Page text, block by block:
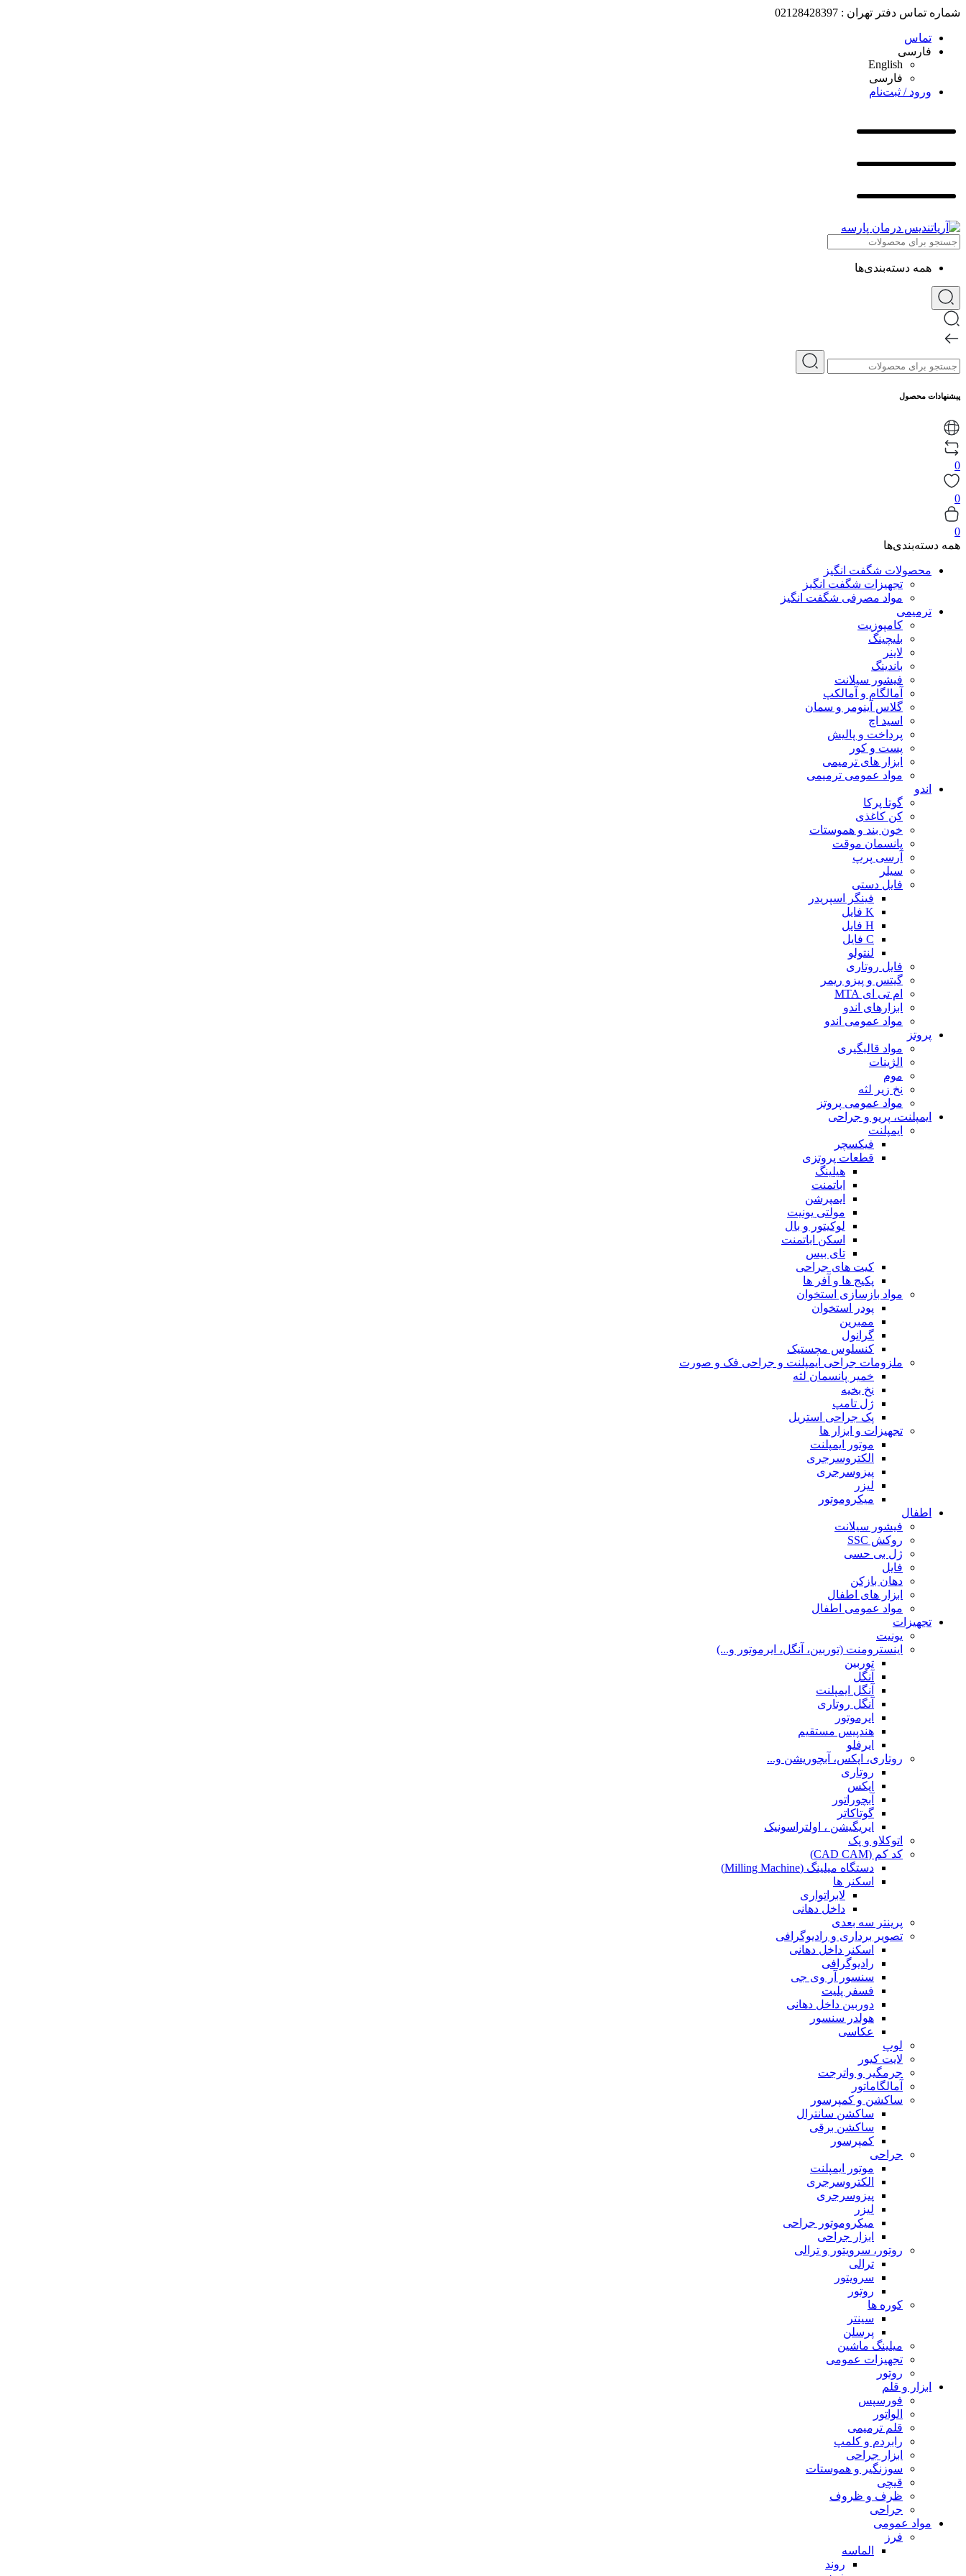
شماره تماس دفتر تهران : 02128428397
تماس
فارسی
English
فارسی
ورود / ثبت‌نام
همه دسته‌بندی‌ها
پیشنهادات محصول
0
0
0
همه دسته‌بندی‌ها
محصولات شگفت انگیز
تجهیزات شگفت انگیز
مواد مصرفی شگفت انگیز
ترمیمی
کامپوزیت
بلیچینگ
لاینر
باندینگ
فیشور سیلانت
آمالگام و آمالکپ
گلاس آینومر و سمان
اسید اچ
پرداخت و پالیش
پست و کور
ابزار های ترمیمی
مواد عمومی ترمیمی
اندو
گوتا پرکا
کن کاغذی
خون بند و هموستات
پانسمان موقت
آرسی پرپ
سیلر
فایل دستی
فینگر اسپریدر
K فایل
H فایل
C فایل
لنتولو
فایل روتاری
گیتس و پیزو ریمر
ام تی ای MTA
ابزارهای اندو
مواد عمومی اندو
پروتز
مواد قالبگیری
الژینات
موم
نخ زیر لثه
مواد عمومی پروتز
ایمپلنت، پریو و جراحی
ایمپلنت
فیکسچر
قطعات پروتزی
هیلینگ
اباتمنت
ایمپرشن
مولتی یونیت
لوکیتور و بال
اسکن اباتمنت
تای بیس
کیت های جراحی
پکیج ها و آفر ها
مواد بازسازی استخوان
پودر استخوان
ممبرین
گرانول
کنسلوس مچستیک
ملزومات جراحی ایمپلنت و جراحی فک و صورت
خمیر پانسمان لثه
نخ بخیه
ژل تامپ
پک جراحی استریل
تجهیزات و ابزار ها
موتور ایمپلنت
الکتروسرجری
پیزوسرجری
لیزر
میکروموتور
اطفال
فیشور سیلانت
روکش SSC
ژل بی حسی
فایل
دهان بازکن
ابزار های اطفال
مواد عمومی اطفال
تجهیزات
یونیت
اینسترومنت (توربین، آنگل، ایرموتور و...)
توربین
آنگل
آنگل ایمپلنت
آنگل روتاری
ایرموتور
هندپیس مستقیم
ایرفلو
روتاری، اپکس، آبچوریشن و...
روتاری
اپکس
آبچوراتور
گوتاکاتر
ایریگیشن ، اولتراسونیک
اتوکلاو و پک
کد کم (CAD CAM)
دستگاه میلینگ (Milling Machine)
اسکنر ها
لابراتواری
داخل دهانی
پرینتر سه بعدی
تصویر برداری و رادیوگرافی
اسکنر داخل دهانی
رادیوگرافی
سنسور آر وی جی
فسفر پلیت
دوربین داخل دهانی
هولدر سنسور
عکاسی
لوپ
لایت کیور
جرمگیر و واترجت
آمالگاماتور
ساکشن و کمپرسور
ساکشن سانترال
ساکشن برقی
کمپرسور
جراحی
موتور ایمپلنت
الکتروسرجری
پیزوسرجری
لیزر
میکروموتور جراحی
ابزار جراحی
روتور، سرویتور و ترالی
ترالی
سرویتور
روتور
کوره ها
سینتر
پرسلن
میلینگ ماشین
تجهیزات عمومی
روتور
ابزار و قلم
فورسپس
الواتور
قلم ترمیمی
رابردم و کلمپ
ابزار جراحی
سوزنگیر و هموستات
قیچی
ظرف و ظروف
جراحی
مواد عمومی
فرز
الماسه
روند